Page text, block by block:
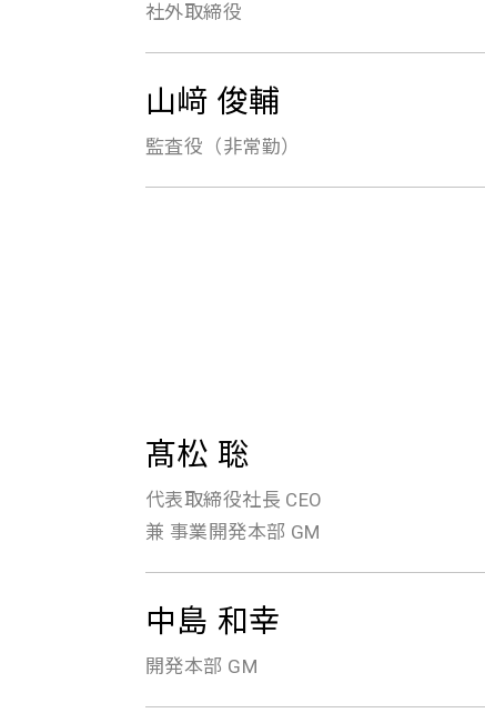
社外取締役
山﨑 俊輔
監査役（非常勤）
髙松 聡
代表取締役社長 CEO
兼 事業開発本部 GM
中島 和幸
開発本部 GM